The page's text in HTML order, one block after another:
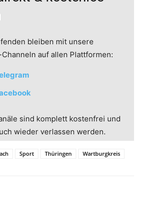
bleiben mit unsere
auf allen Plattformen:
sind komplett kostenfrei und
wieder verlassen werden.
Sport Thüringen Wartburgkreis